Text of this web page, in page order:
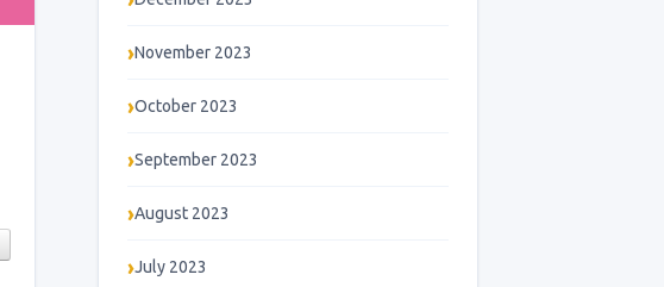
November 2023
October 2023
September 2023
August 2023
July 2023